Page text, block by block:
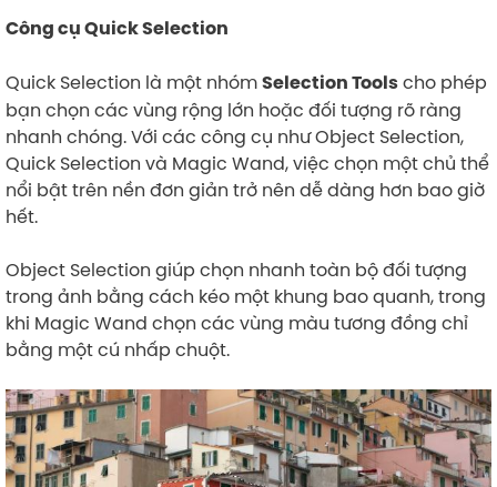
Công cụ Quick Selection
Quick Selection là một nhómSelection Toolscho phép
bạn chọn các vùng rộng lớn hoặc đối tượng rõ ràng
nhanh chóng. Với các công cụ như Object Selection,
Quick Selection và Magic Wand, việc chọn một chủ thể
nổi bật trên nền đơn giản trở nên dễ dàng hơn bao giờ
hết.
Object Selection giúp chọn nhanh toàn bộ đối tượng
trong ảnh bằng cách kéo một khung bao quanh, trong
khi Magic Wand chọn các vùng màu tương đồng chỉ
bằng một cú nhấp chuột.